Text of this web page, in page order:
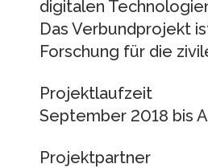
digitalen
Das Verbundprojekt
Forschung für die
Projektlaufzeit
September 2018 bis
Projektpartner